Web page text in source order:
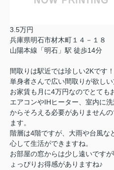
3.5万円
兵庫県明石市材木町１４－１８
山陽本線「明石」駅 徒歩14分
間取りは駅近では珍しい2Kです！
単身者さんで広い間取りが欲しい
お家賃も月に4万円なのでとても
エアコンやIHヒーター、室内に
からそろえる必要がありません
ます。
階層は4階ですが、大雨や台風な
心して生活ができますね。
お部屋の窓からは少し遠いです
ょっぴりお得感がありますね♪